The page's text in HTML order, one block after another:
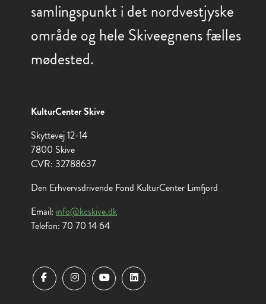
samlingspunkt i det nordvestjyske
område og hele Skiveegnens fælles
mødested.
KulturCenter Skive
Skyttevej 12-14
7800 Skive
CVR: 32788637
Den Erhvervsdrivende Fond KulturCenter Limfjord
Email: info@kcskive.dk
Telefon: 70 70 14 64